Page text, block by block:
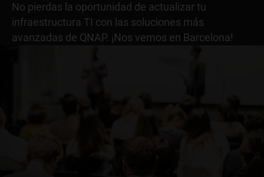
No pierdas la oportunidad de actualizar tu
infraestructura TI con las soluciones más
avanzadas de QNAP. ¡Nos vemos en Barcelona!